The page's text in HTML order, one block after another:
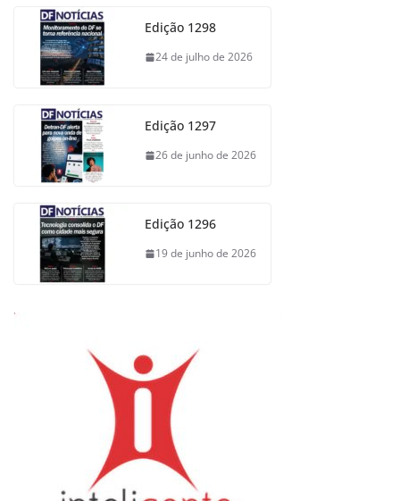
Edição 1298
24 de julho de 2026
Edição 1297
26 de junho de 2026
Edição 1296
19 de junho de 2026